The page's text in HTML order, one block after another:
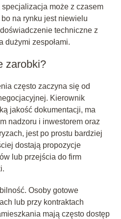
specjalizacja może z czasem
na rynku jest niewielu
techniczne z
dużymi zespołami.
zarobki?
często zaczyna się od
Kierownik
jakość dokumentacji, ma
nadzoru i inwestorem oraz
jest po prostu bardziej
dostają propozycje
lub przejścia do firm
Osoby gotowe
lub przy kontraktach
mają często dostęp